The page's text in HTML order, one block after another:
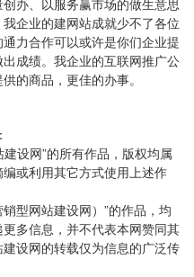
办、以服务赢市场的做生意思
企业的建网站成就少不了各位
力合作可以或许是你们企业提
成绩。我企业的互联网推广公
的商品，更佳的办事。
设网”的所有作品，版权均属
或利用其它方式使用上述作
型网站建设网）”的作品，均
多信息，并不代表本网赞同其
设网的转载仅为信息的广泛传